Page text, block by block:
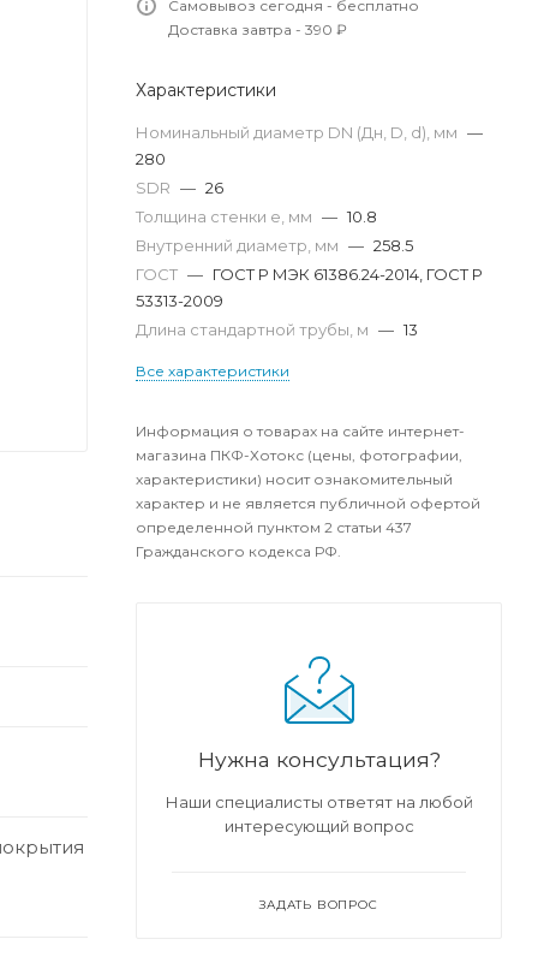
Самовывоз сегодня - бесплатно
Доставка завтра - 390 ₽
Характеристики
Номинальный диаметр DN (Дн, D, d), мм —
280
SDR — 26
Толщина стенки e, мм — 10.8
Внутренний диаметр, мм — 258.5
ГОСТ — ГОСТ Р МЭК 61386.24-2014, ГОСТ Р
53313-2009
Длина стандартной трубы, м — 13
Все характеристики
Информация о товарах на сайте интернет-
магазина ПКФ-Хотокс (цены, фотографии,
характеристики) носит ознакомительный
характер и не является публичной офертой
определенной пунктом 2 статьи 437
Гражданского кодекса РФ.
Нужна консультация?
Наши специалисты ответят на любой
интересующий вопрос
ЗАДАТЬ ВОПРОС